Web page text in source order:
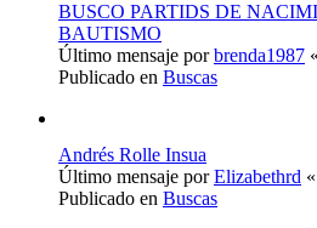
BUSCO PARTIDS DE
BAUTISMO
Último mensaje porbrenda1987 «
Publicado en Buscas
Andrés Rolle Insua
Último mensaje porElizabethrd «
Publicado en Buscas